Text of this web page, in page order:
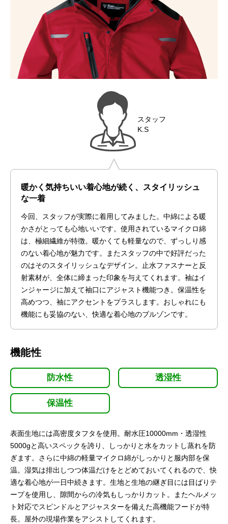
スタッフ
K.S
暖かく気持ちいい着心地が続く、スタイリッシュ
な一着
今回、スタッフが実際に着用してみました。中綿による暖
かさがとっても心地いいです。使用されているマイクロ綿
は、極細繊維が特徴。暖かくても軽量なので、ずっしり感
のない着心地が魅力です。またスタッフの中で好評だった
のはそのスタイリッシュなデザイン。止水ファスナーと反
射素材が、全体に締まった印象を与えてくれます。袖はイ
ンジャージに加えて袖口にアジャスト機能つき。保温性を
高めつつ、袖にアクセントをプラスします。おしゃれにも
機能にも妥協のない、快適な着心地のブルゾンです。
機能性
防水性 透湿性
保温性
表面生地には高密度タフタを使用。耐水圧10000mm・透湿性
5000gと高いスペックを誇り、しっかりと水をカットし蒸れを防
ぎます。さらに中綿の軽量マイクロ綿がしっかりと服内部を保
温。湿気は排出しつつ体温だけをとどめておいてくれるので、快
適な着心地が一日中続きます。生地と生地の継ぎ目には目ばりテ
ープを使用し、隙間からの冷気もしっかりカット。またヘルメッ
ト対応でスピンドルとアジャスターを備えた高機能フードが特
長。屋外の現場作業をアシストしてくれます。